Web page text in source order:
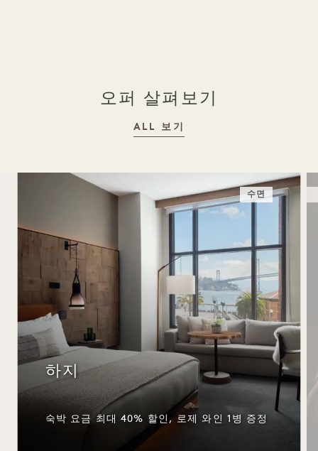
오퍼 살펴보기
ALL 보기
수면
하지
숙박 요금 최대 40% 할인, 로제 와인 1병 증정